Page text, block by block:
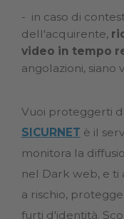
in caso di
dell'acquirente,
video in tempo
angolazioni, siano
Vuoi proteggerti
SICURNET è il
monitora la
nel Dark web, e ti
a rischio,
furti d'identità.